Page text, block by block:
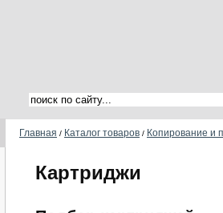
Главная / Каталог товаров / Копирование и
Картриджи